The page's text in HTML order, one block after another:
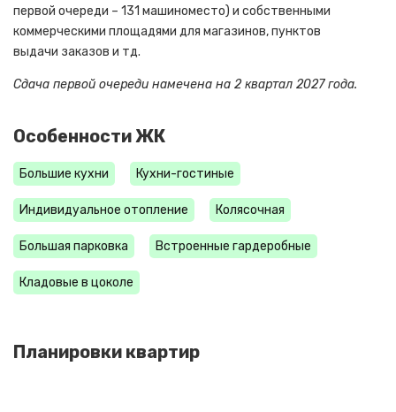
первой очереди – 131 машиноместо) и собственными
коммерческими площадями для магазинов, пунктов
выдачи заказов и тд.
Сдача первой очереди намечена на 2 квартал 2027 года.
Особенности ЖК
Большие кухни Кухни-гостиные
Индивидуальное отопление Колясочная
Большая парковка Встроенные гардеробные
Кладовые в цоколе
Планировки квартир